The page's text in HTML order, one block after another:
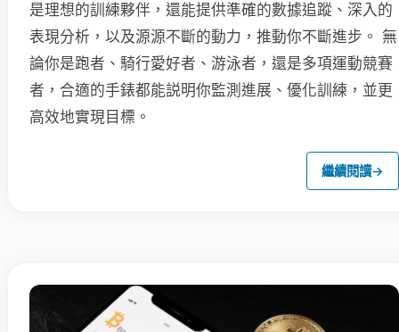
是理想的訓練夥伴，還能提供準確的數據追蹤、深入的
表現分析，以及源源不斷的動力，推動你不斷進步。 無
論你是跑者、騎行愛好者、游泳者，還是多項運動競賽
者，合適的手錶都能説明你監測進展、優化訓練，並更
高效地實現目標。
繼續閱讀→